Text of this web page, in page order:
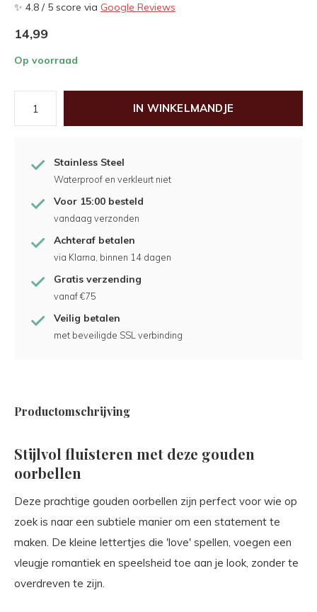
✨ 4.8 / 5 score via Google Reviews
14,99
Op voorraad
IN WINKELMANDJE
Stainless Steel
Waterproof en verkleurt niet
Voor 15:00 besteld
vandaag verzonden
Achteraf betalen
via Klarna, binnen 14 dagen
Gratis verzending
vanaf €75
Veilig betalen
met beveiligde SSL verbinding
Productomschrijving
Stijlvol fluisteren met deze gouden
oorbellen
Deze prachtige gouden oorbellen zijn perfect voor wie op
zoek is naar een subtiele manier om een statement te
maken. De kleine lettertjes die 'love' spellen, voegen een
vleugje romantiek en speelsheid toe aan je look, zonder te
overdreven te zijn.